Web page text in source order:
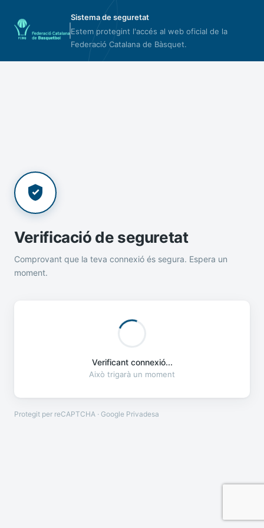
Sistema de seguretat
Estem protegint l'accés al web oficial de la
Federació Catalana de Bàsquet.
Verificació de seguretat
Comprovant que la teva connexió és segura. Espera un
moment.
Verificant connexió...
Això trigarà un moment
Protegit per reCAPTCHA · Google Privadesa